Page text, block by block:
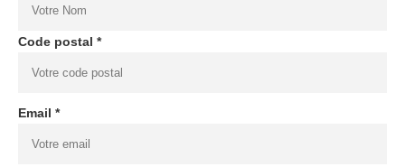
Code postal *
Email *